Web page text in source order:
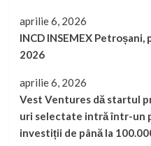
aprilie 6, 2026
INCD INSEMEX Petroșani,
2026
aprilie 6, 2026
Vest Ventures dă startul
uri selectate intră într-un
investiții de până la